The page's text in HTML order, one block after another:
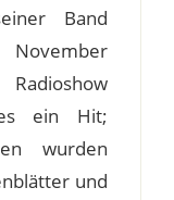
Band
ein Hit;
wurden
und